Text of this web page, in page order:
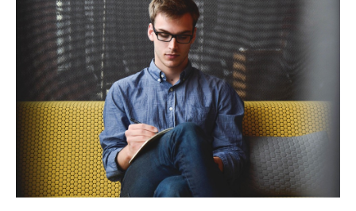
ออกแบบ
เว็บไซต์
HTML
และ
CSS